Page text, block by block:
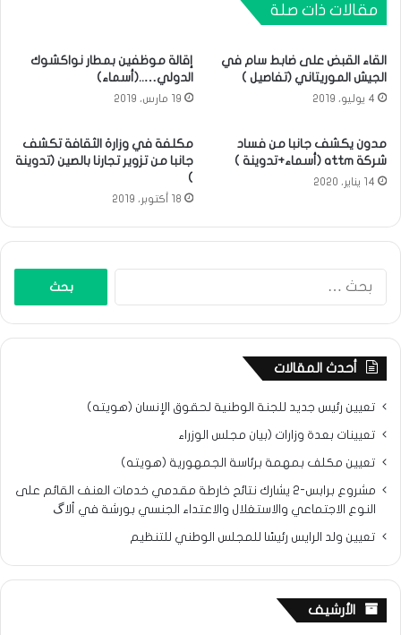
مقالات ذات صلة
القاء القبض على ضابط سام في
الجيش الموريتاني (تفاصيل )
4 يوليو، 2019
إقالة موظفين بمطار نواكشوك
الدولي…..(أسماء)
19 مارس، 2019
مدون يكشف جانبا من فساد
شركة attm (أسماء+تدوينة )
14 يناير، 2020
مكلفة في وزارة الثقافة تكشف
جانبا من تزوير تجارنا بالصين (تدوينة
)
18 أكتوبر، 2019
أحدث المقالات
تعيين رئيس جديد للجنة الوطنية لحقوق الإنسان (هويته)
تعيينات بعدة وزارات (بيان مجلس الوزراء
تعيين مكلف بمهمة برئاسة الجمهورية (هويته)
مشروع برابس-2 يشارك نتائح خارطة مقدمي خدمات العنف القائم على
النوع الاجتماعي والاستغلال والاعتداء الجنسي بورشة في ألاگ
تعيين ولد الرايس رئيسًا للمجلس الوطني للتنظيم
الأرشيف